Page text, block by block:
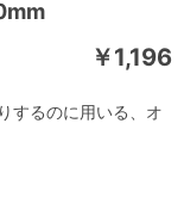
￥1,196
するのに用いる、オ